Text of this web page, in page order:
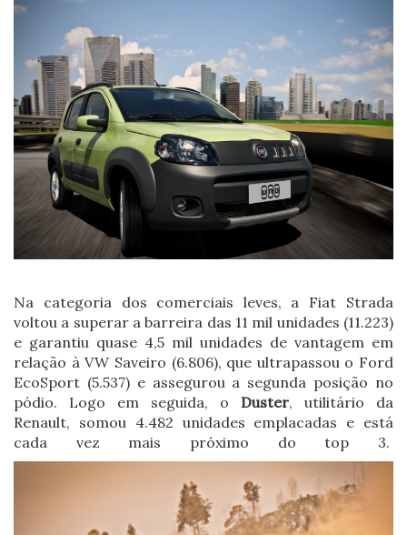
Na categoria dos comerciais leves, a Fiat Strada
voltou a superar a barreira das 11 mil unidades (11.223)
e garantiu quase 4,5 mil unidades de vantagem em
relação à VW Saveiro (6.806), que ultrapassou o Ford
EcoSport (5.537) e assegurou a segunda posição no
pódio. Logo em seguida, o Duster, utilitário da
Renault, somou 4.482 unidades emplacadas e está
cada vez mais próximo do top 3.